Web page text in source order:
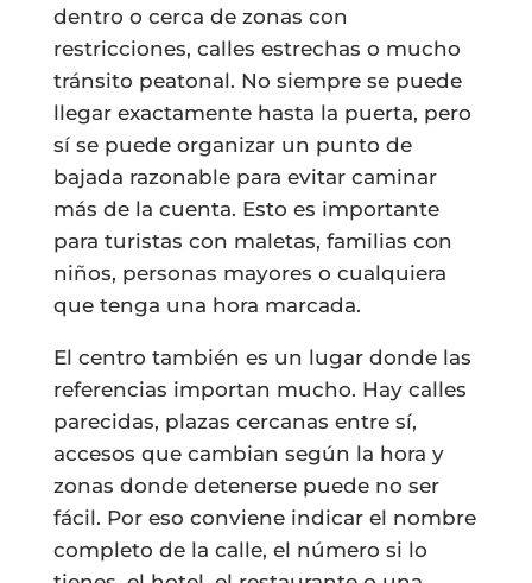
dentro o cerca de zonas con
restricciones, calles estrechas o mucho
tránsito peatonal. No siempre se puede
llegar exactamente hasta la puerta, pero
sí se puede organizar un punto de
bajada razonable para evitar caminar
más de la cuenta. Esto es importante
para turistas con maletas, familias con
niños, personas mayores o cualquiera
que tenga una hora marcada.
El centro también es un lugar donde las
referencias importan mucho. Hay calles
parecidas, plazas cercanas entre sí,
accesos que cambian según la hora y
zonas donde detenerse puede no ser
fácil. Por eso conviene indicar el nombre
completo de la calle, el número si lo